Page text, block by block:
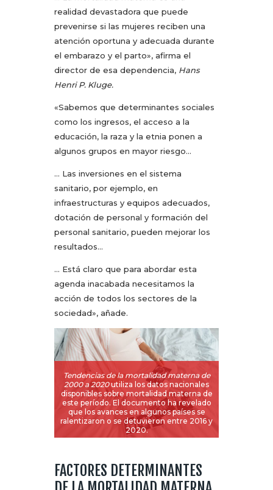
realidad devastadora que puede
prevenirse si las mujeres reciben una
atención oportuna y adecuada durante
el embarazo y el parto», afirma el
director de esa dependencia, Hans
Henri P. Kluge.
«Sabemos que determinantes sociales
como los ingresos, el acceso a la
educación, la raza y la etnia ponen a
algunos grupos en mayor riesgo…
… Las inversiones en el sistema
sanitario, por ejemplo, en
infraestructuras y equipos adecuados,
dotación de personal y formación del
personal sanitario, pueden mejorar los
resultados…
… Está claro que para abordar esta
agenda inacabada necesitamos la
acción de todos los sectores de la
sociedad», añade.
Tendencias de la mortalidad materna de
2000 a 2020utiliza los datos nacionales
disponibles sobre mortalidad materna de
este período. El documento ha revelado
que los avances en algunos países se
ralentizaron o se detuvieron entre 2016 y
2020.
FACTORES DETERMINANTES